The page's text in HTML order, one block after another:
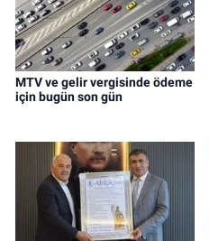
MTV ve gelir vergisinde ödeme
için bugün son gün